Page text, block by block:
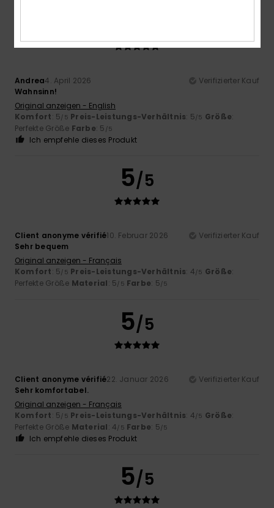
Andrea4. April 2026
Verifizierter Kauf
Wahnsinn!
Original anzeigen - English
Komfort: 5/5 Preis-Leistungs-Verhältnis: 5/5 Größe:
Perfekte Größe Farbe: 5 /5
Ich empfehle dieses Produkt
5/5
Client anonyme vérifié10. Februar 2026
Verifizierter Kauf
Sehr bequem
Original anzeigen - Français
Komfort: 5/5 Preis-Leistungs-Verhältnis: 4/5 Größe:
Perfekte Größe Material: 5/5 Farbe: 5/5
5/5
Client anonyme vérifié22. Januar 2026
Verifizierter Kauf
Sehr komfortabel.
Original anzeigen - Français
Komfort: 5/5 Preis-Leistungs-Verhältnis: 4/5 Größe:
Perfekte Größe Material: 4/5 Farbe: 5/5
Ich empfehle dieses Produkt
5/5